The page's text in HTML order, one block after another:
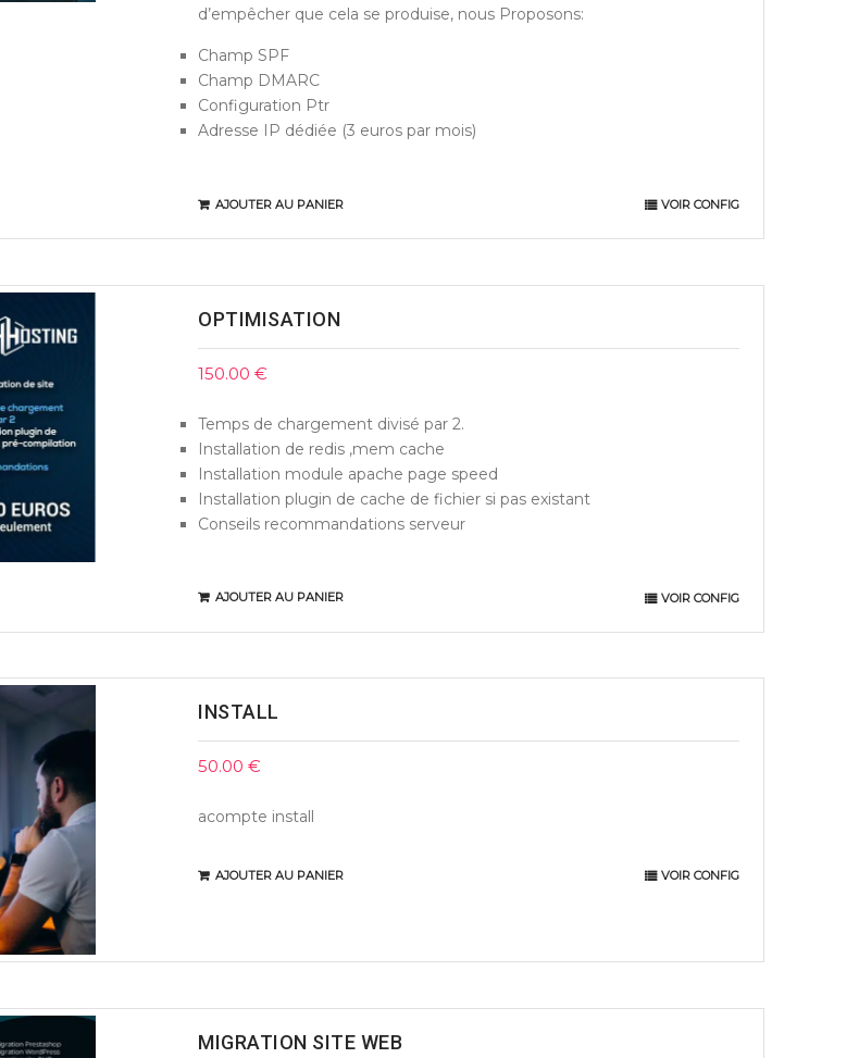
d’empêcher que cela se produise, nous Proposons:
Champ SPF
Champ DMARC
Configuration Ptr
Adresse IP dédiée (3 euros par mois)
AJOUTER AU PANIER VOIR CONFIG
OPTIMISATION
150.00€
Temps de chargement divisé par 2.
Installation de redis ,mem cache
Installation module apache page speed
Installation plugin de cache de fichier si pas existant
Conseils recommandations serveur
AJOUTER AU PANIER VOIR CONFIG
INSTALL
50.00€
acompte install
AJOUTER AU PANIER VOIR CONFIG
MIGRATION SITE WEB